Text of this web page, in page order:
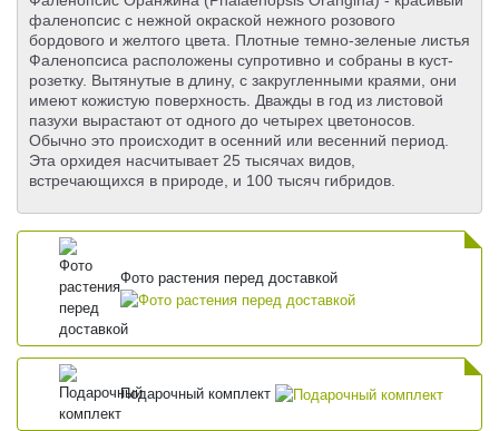
фаленопсис с нежной окраской нежного розового
бордового и желтого цвета. Плотные темно-зеленые листья
Фаленопсиса расположены супротивно и собраны в куст-
розетку. Вытянутые в длину, с закругленными краями, они
имеют кожистую поверхность. Дважды в год из листовой
пазухи вырастают от одного до четырех цветоносов.
Обычно это происходит в осенний или весенний период.
Эта орхидея насчитывает 25 тысячах видов,
встречающихся в природе, и 100 тысяч гибридов.
Фото растения перед доставкой
Подарочный комплект